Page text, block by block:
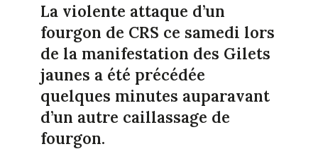
La violente attaque d’un
fourgon de CRS ce samedi lors
de la manifestation des Gilets
jaunes a été précédée
quelques minutes auparavant
d’un autre caillassage de
fourgon.